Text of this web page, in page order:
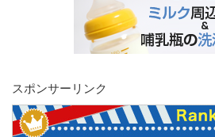
スポンサーリンク